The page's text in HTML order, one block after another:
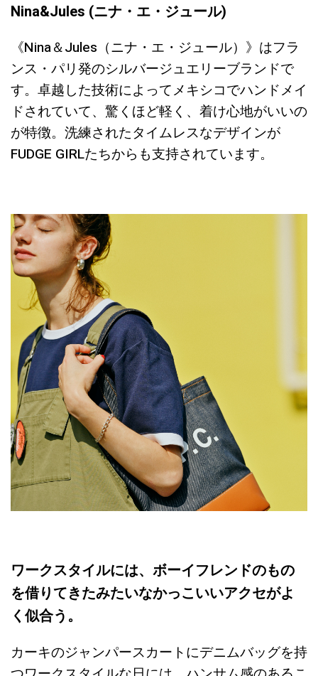
Nina&Jules (ニナ・エ・ジュール)
《Nina＆Jules（ニナ・エ・ジュール）》はフラ
ンス・パリ発のシルバージュエリーブランドで
す。卓越した技術によってメキシコでハンドメイ
ドされていて、驚くほど軽く、着け心地がいいの
が特徴。洗練されたタイムレスなデザインが
FUDGE GIRLたちからも支持されています。
ワークスタイルには、ボーイフレンドのもの
を借りてきたみたいなかっこいいアクセがよ
く似合う。
カーキのジャンパースカートにデニムバッグを持